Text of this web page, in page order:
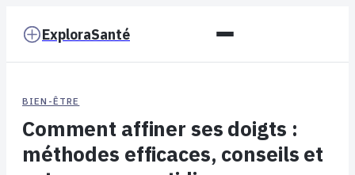
ExploraSanté
BIEN-ÊTRE
Comment affiner ses doigts :
méthodes efficaces, conseils et